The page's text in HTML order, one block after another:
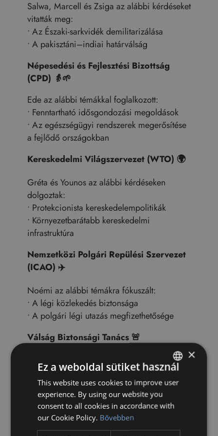
Salwa, Marcell és Zsiga az alábbi kérdéseket
vitatták meg:
• Az Északi-sarkvidék demilitarizálása
• A pakisztáni–indiai határválság
Népesedési és Fejlesztési Bizottság
(CPD) 👵🌱
Ede az alábbi témákkal foglalkozott:
• Fenntartható idősgondozási megoldások
• Az egészségügyi rendszerek megerősítése
a fejlődő országokban
Kereskedelmi Világszervezet (WTO) 🌍
Gréta és Younos az alábbi kérdéseken
dolgoztak:
• Protekcionista kereskedelempolitikák
• Környezetbarátabb kereskedelmi
infrastruktúra
Nemzetközi Polgári Repülési Szervezet
(ICAO) ✈️
Noémi az alábbi témákra fókuszált:
• A légi közlekedés biztonsága
• A polgári légi utazás megfizethetősége
Válság Biztonsági Tanács 🚨
válságszimulációban vett részt, amelyben:
• Egy szupermesterséges intelligencia
terjedése jelentett fenyegetést az
emberiségre
A Bilingual Program–Európa 2000
HUNGARIAN
ENGLISH
×
Ez a weboldal sütiket használ
This website uses cookies to improve user
experience. By using our website you
consent to all cookies in accordance with
our Cookie Policy. Bővebben